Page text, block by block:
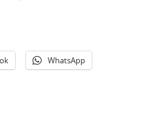
WhatsApp